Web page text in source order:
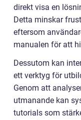
direkt visa en
Detta minskar
eftersom
manualen för att
Dessutom kan
ett verktyg för
Genom att
utmanande kan
tutorials som